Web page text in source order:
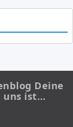
Deine
uns ist…